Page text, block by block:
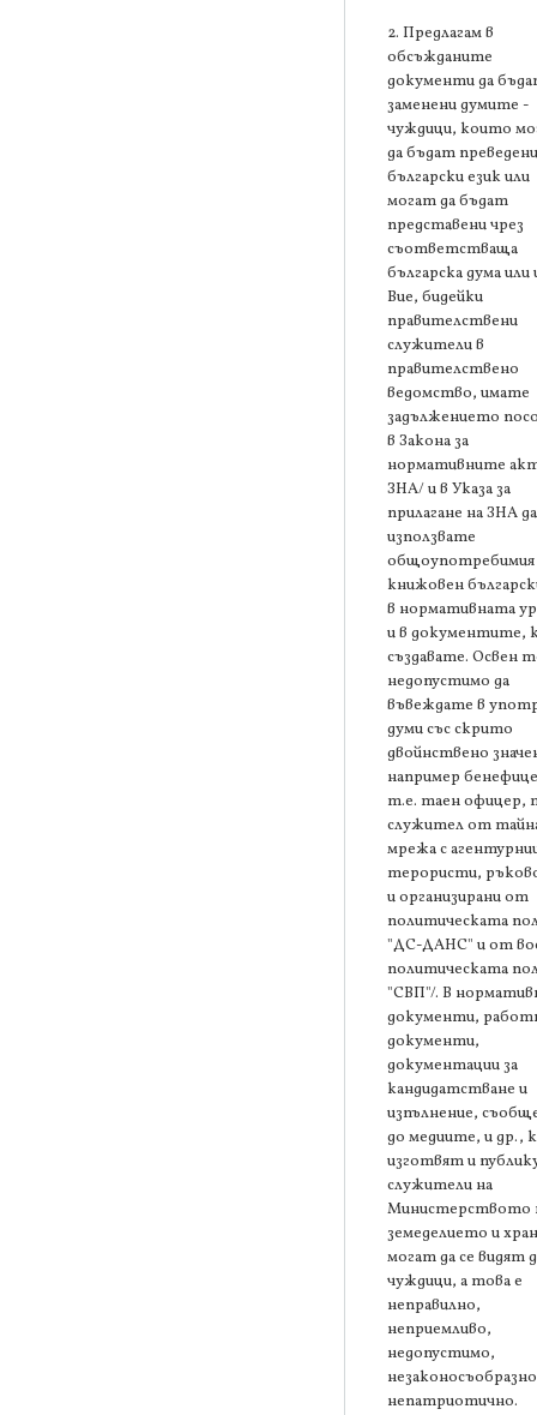
2. Предлагам в
обсъжданите
документи да
заменени думите -
чуждици, които
да бъдат
български език или
могат да бъдат
представени чрез
съответстваща
българска дума или
Вие, бидейки
правителствени
служители в
правителствено
ведомство, имате
задължението
в Закона за
нормативните
ЗНА/ и в Указа за
прилагане на ЗНА да
използвате
общоупотребимия
книжовен
в нормативната
и в документите,
създавате. Освен
недопустимо да
въвеждате в
думи със скрито
двойнствено
например
т.е. таен офицер,
служител от
мрежа с
терористи,
и организирани от
политическата
"ДС-ДАНС" и от
политическата
"СВП"/. В
документи,
документи,
документации за
кандидатстване и
изпълнение,
до медиите, и др.,
изготвят и
служители на
Министерството
земеделието и
могат да се видят
чуждици, а това е
неправилно,
неприемливо,
недопустимо,
непатриотично.